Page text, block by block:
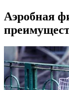
Аэробная